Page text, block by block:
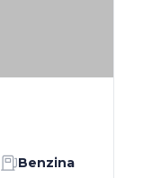
Benzina